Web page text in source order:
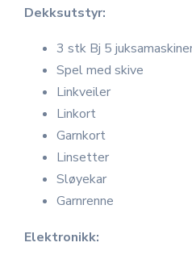
Dekksutstyr:
3 stk Bj 5
Spel med skive
Linkveiler
Linkort
Garnkort
Linsetter
Sløyekar
Garnrenne
Elektronikk: